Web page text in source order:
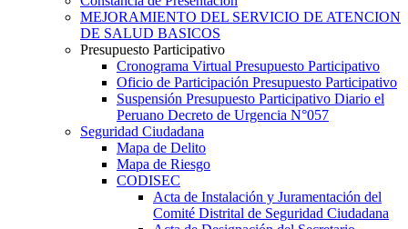
MEJORAMIENTO DEL SERVICIO DE ATENCION
DE SALUD BASICOS
Presupuesto Participativo
Cronograma Virtual Presupuesto Participativo
Oficio de Participación Presupuesto Participativo
Suspensión Presupuesto Participativo Diario el
Peruano Decreto de Urgencia N°057
Seguridad Ciudadana
Mapa de Delito
Mapa de Riesgo
CODISEC
Acta de Instalación y Juramentación del
Comité Distrital de Seguridad Ciudadana